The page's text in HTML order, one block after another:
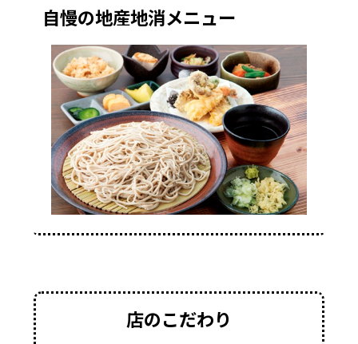
自慢の地産地消メニュー
店のこだわり